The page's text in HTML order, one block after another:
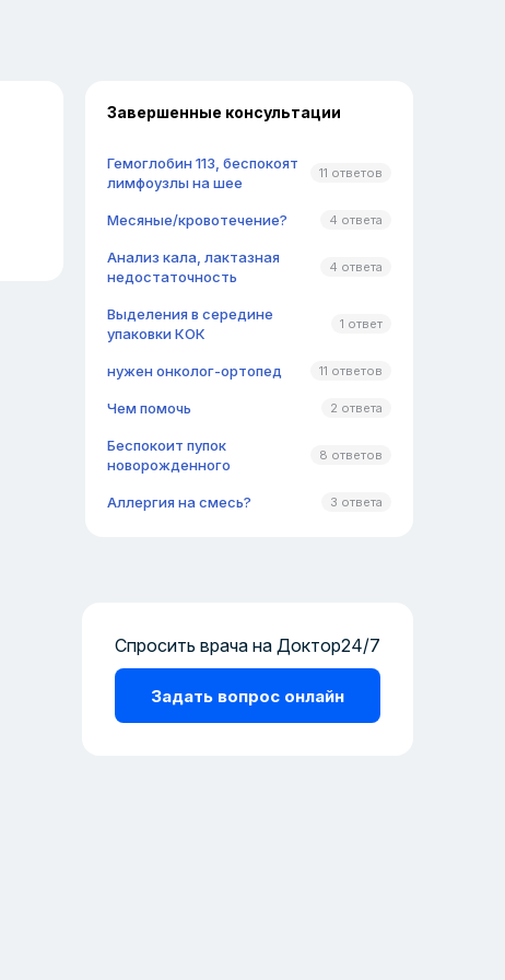
Завершенные консультации
Гемоглобин 113, беспокоят
лимфоузлы на шее
11 ответов
Месяные/кровотечение? 4 ответа
Анализ кала, лактазная
недостаточность
4 ответа
Выделения в середине
упаковки КОК
1 ответ
нужен онколог-ортопед 11 ответов
Чем помочь 2 ответа
Беспокоит пупок
новорожденного
8 ответов
Аллергия на смесь? 3 ответа
Спросить врача на Доктор24/7
Задать вопрос онлайн